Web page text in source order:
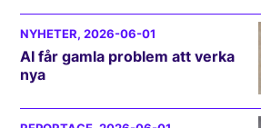
NYHETER, 2026-06-01
AI får gamla problem att verka
nya